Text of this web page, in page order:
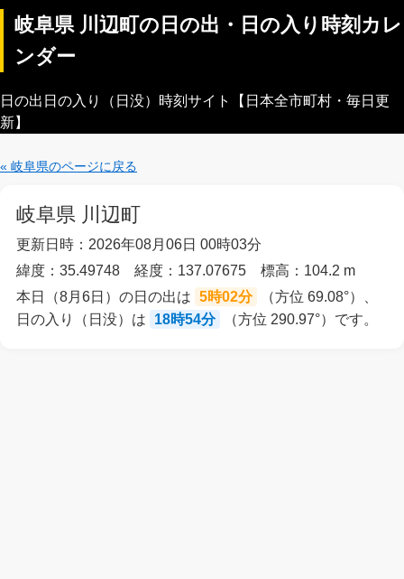
岐阜県 川辺町の日の出・日の入り時刻カレ
ンダー
日の出日の入り（日没）時刻サイト【日本全市町村・毎日更
新】
« 岐阜県のページに戻る
岐阜県 川辺町
更新日時：2026年08月06日 00時03分
緯度：35.49748 経度：137.07675 標高：104.2 m
本日（8月6日）の日の出は 5時02分
（方位 69.08°）、
日の入り（日没）は
18時54分 （方位 290.97°）です。